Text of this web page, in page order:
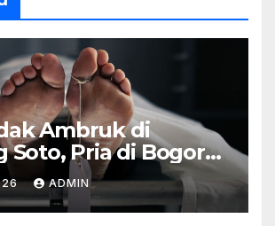
Ambruk di
Soto, Pria di Bogor
Sebelum Makan
ADMIN